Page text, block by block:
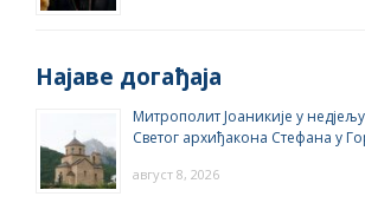
Најаве догађаја
Митрополит Јоаникије у
Светог архиђакона Стефана у
август 8, 2026